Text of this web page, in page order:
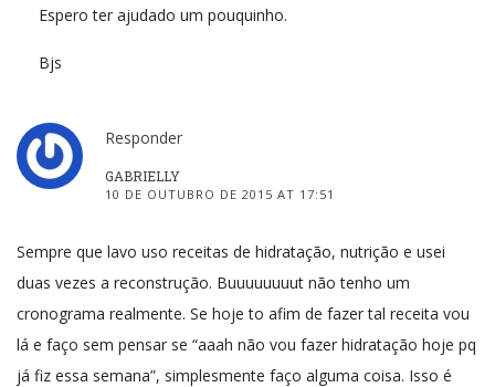
Espero ter ajudado um pouquinho.
Bjs
Responder
GABRIELLY
10 DE OUTUBRO DE 2015 AT 17:51
Sempre que lavo uso receitas de hidratação, nutrição e usei
duas vezes a reconstrução. Buuuuuuuut não tenho um
cronograma realmente. Se hoje to afim de fazer tal receita vou
lá e faço sem pensar se “aaah não vou fazer hidratação hoje pq
já fiz essa semana”, simplesmente faço alguma coisa. Isso é